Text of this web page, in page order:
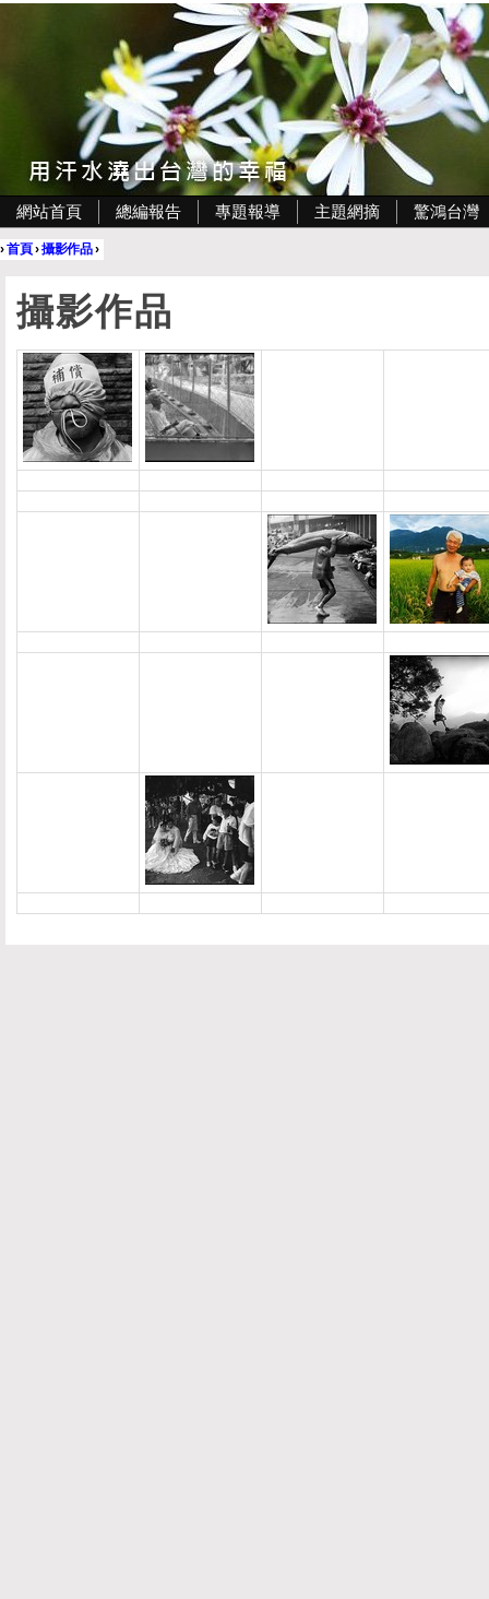
網站首頁 總編報告 專題報導 主題網摘 驚鴻台灣
›首頁›攝影作品›
攝影作品